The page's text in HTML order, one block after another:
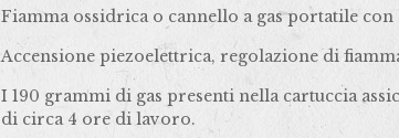
Fiamma ossidrica o cannello a gas portatile
Accensione piezoelettrica, regolazione di
I 190 grammi di gas presenti nella cartuccia
di circa 4 ore di lavoro.